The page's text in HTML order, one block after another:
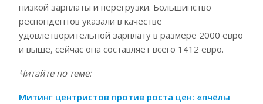
низкой зарплаты и перегрузки. Большинство
респондентов указали в качестве
удовлетворительной зарплату в размере 2000 евро
и выше, сейчас она составляет всего 1412 евро.
Читайте по теме:
Митинг центристов против роста цен: «пчёлы